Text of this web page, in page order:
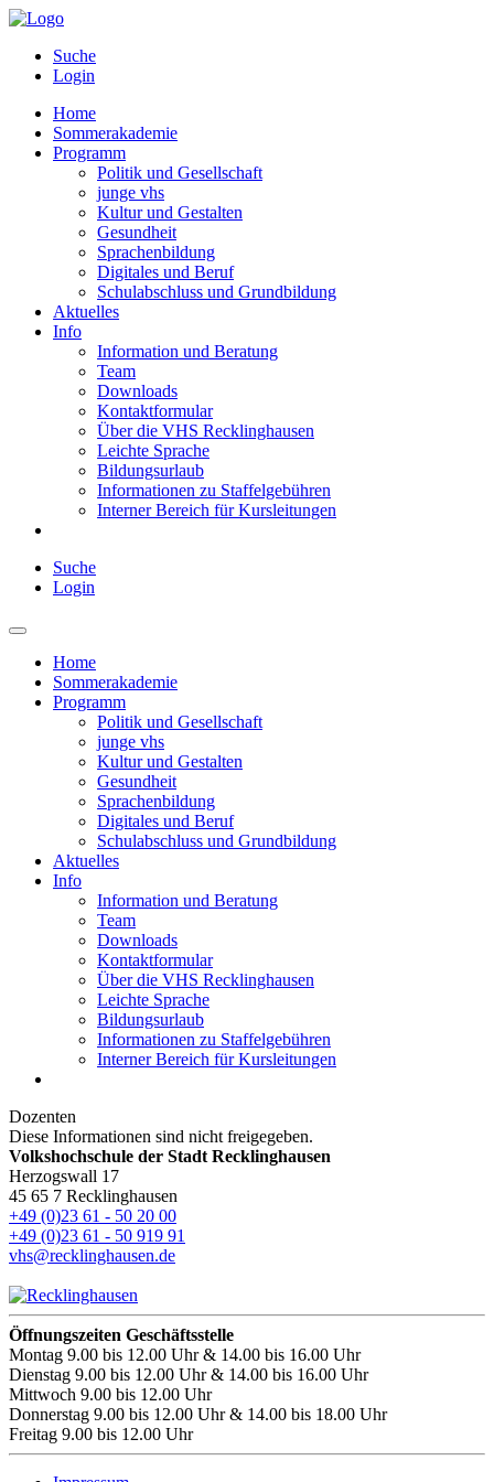
Suche
Login
Home
Sommerakademie
Programm
Politik und Gesellschaft
junge vhs
Kultur und Gestalten
Gesundheit
Sprachenbildung
Digitales und Beruf
Schulabschluss und Grundbildung
Aktuelles
Info
Information und Beratung
Team
Downloads
Kontaktformular
Über die VHS Recklinghausen
Leichte Sprache
Bildungsurlaub
Informationen zu Staffelgebühren
Interner Bereich für Kursleitungen
Suche
Login
Home
Sommerakademie
Programm
Politik und Gesellschaft
junge vhs
Kultur und Gestalten
Gesundheit
Sprachenbildung
Digitales und Beruf
Schulabschluss und Grundbildung
Aktuelles
Info
Information und Beratung
Team
Downloads
Kontaktformular
Über die VHS Recklinghausen
Leichte Sprache
Bildungsurlaub
Informationen zu Staffelgebühren
Interner Bereich für Kursleitungen
Dozenten
Diese Informationen sind nicht freigegeben.
Volkshochschule der Stadt Recklinghausen
Herzogswall 17
45 65 7 Recklinghausen
+49 (0)23 61 - 50 20 00
+49 (0)23 61 - 50 919 91
vhs@recklinghausen.de
Öffnungszeiten Geschäftsstelle
Montag 9.00 bis 12.00 Uhr & 14.00 bis 16.00 Uhr
Dienstag 9.00 bis 12.00 Uhr & 14.00 bis 16.00 Uhr
Mittwoch 9.00 bis 12.00 Uhr
Donnerstag 9.00 bis 12.00 Uhr & 14.00 bis 18.00 Uhr
Freitag 9.00 bis 12.00 Uhr